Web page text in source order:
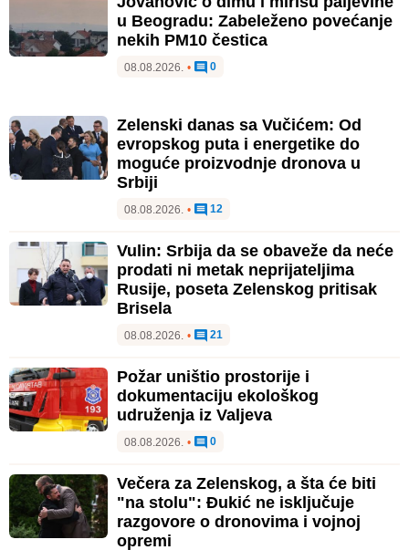
u Beogradu: Zabeleženo povećanje
nekih PM10 čestica
08.08.2026. • 0
Zelenski danas sa Vučićem: Od
evropskog puta i energetike do
moguće proizvodnje dronova u
Srbiji
08.08.2026. • 12
Vulin: Srbija da se obaveže da neće
prodati ni metak neprijateljima
Rusije, poseta Zelenskog pritisak
Brisela
08.08.2026. • 21
Požar uništio prostorije i
dokumentaciju ekološkog
udruženja iz Valjeva
08.08.2026. • 0
Večera za Zelenskog, a šta će biti
"na stolu": Đukić ne isključuje
razgovore o dronovima i vojnoj
opremi